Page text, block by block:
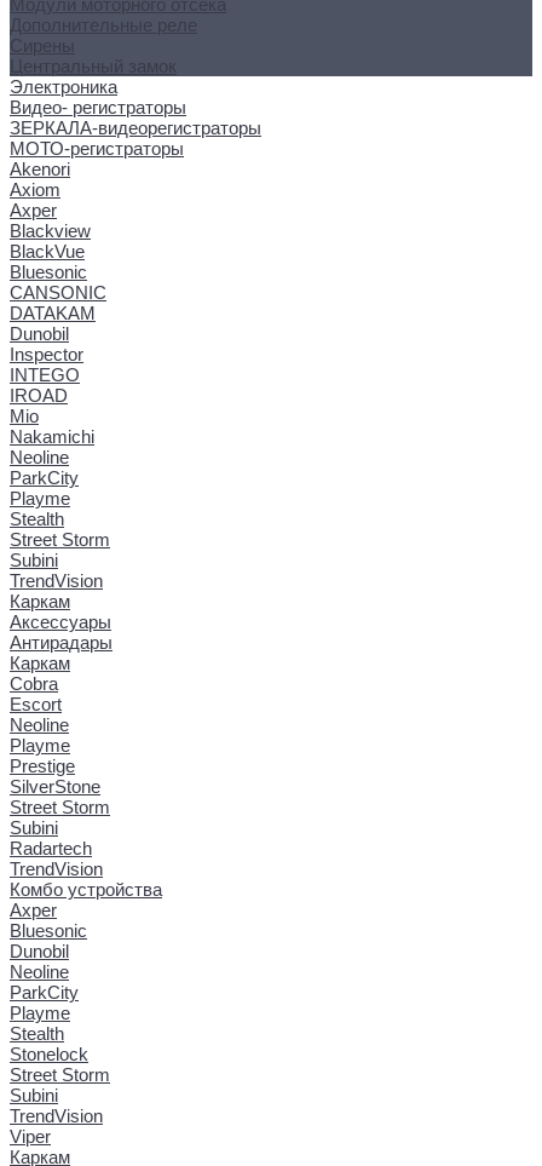
Модули моторного отсека
Дополнительные реле
Сирены
Центральный замок
Электроника
Видео- регистраторы
ЗЕРКАЛА-видеорегистраторы
МОТО-регистраторы
Akenori
Axiom
Axper
Blackview
BlackVue
Bluesonic
CANSONIC
DATAKAM
Dunobil
Inspector
INTEGO
IROAD
Mio
Nakamichi
Neoline
ParkCity
Playme
Stealth
Street Storm
Subini
TrendVision
Каркам
Аксессуары
Антирадары
Каркам
Cobra
Escort
Neoline
Playme
Prestige
SilverStone
Street Storm
Subini
Radartech
TrendVision
Комбо устройства
Axper
Bluesonic
Dunobil
Neoline
ParkCity
Playme
Stealth
Stonelock
Street Storm
Subini
TrendVision
Viper
Каркам